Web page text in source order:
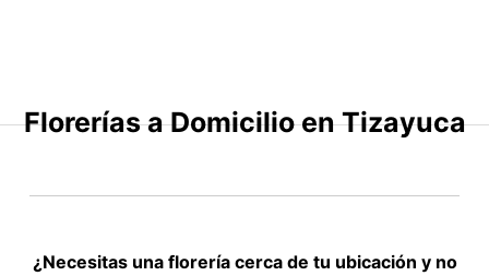
Florerías a Domicilio en Tizayuca
¿Necesitas una florería cerca de tu ubicación y no